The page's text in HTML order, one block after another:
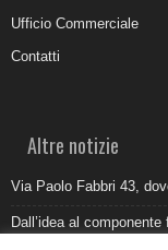
Ufficio Commerciale
Contatti
Altre notizie
Via Paolo Fabbri 43,
Dall’idea al